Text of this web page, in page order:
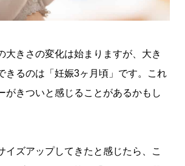
大きさの変化は始まりますが、大き
きるのは「妊娠3ヶ月頃」です。これ
がきついと感じることがあるかもし
イズアップしてきたと感じたら、こ